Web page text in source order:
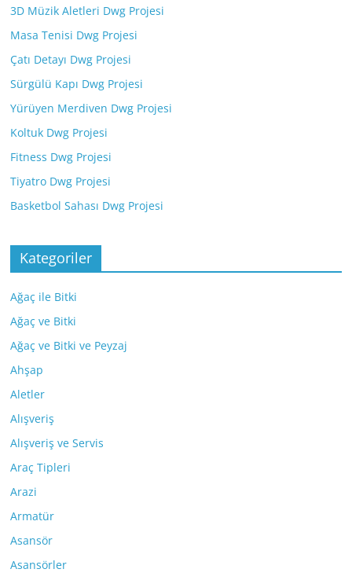
3D Müzik Aletleri Dwg Projesi
Masa Tenisi Dwg Projesi
Çatı Detayı Dwg Projesi
Sürgülü Kapı Dwg Projesi
Yürüyen Merdiven Dwg Projesi
Koltuk Dwg Projesi
Fitness Dwg Projesi
Tiyatro Dwg Projesi
Basketbol Sahası Dwg Projesi
Kategoriler
Ağaç ile Bitki
Ağaç ve Bitki
Ağaç ve Bitki ve Peyzaj
Ahşap
Aletler
Alışveriş
Alışveriş ve Servis
Araç Tipleri
Arazi
Armatür
Asansör
Asansörler